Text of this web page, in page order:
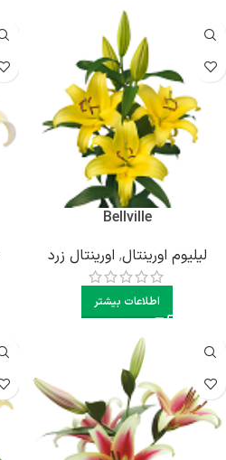
Bellville
لیلیوم اورینتال, اورینتال زرد
اطلاعات بیشتر